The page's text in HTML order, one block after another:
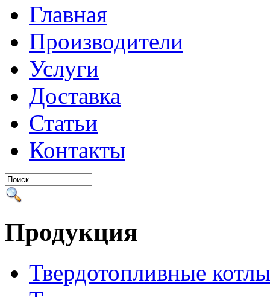
Главная
Производители
Услуги
Доставка
Статьи
Контакты
Продукция
Твердотопливные котлы